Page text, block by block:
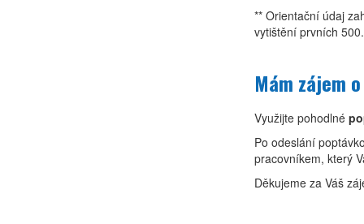
** Orientační údaj
vytištění prvních
Mám zájem
Využijte pohodlné
Po odeslání
pracovníkem, který
Děkujeme za Váš